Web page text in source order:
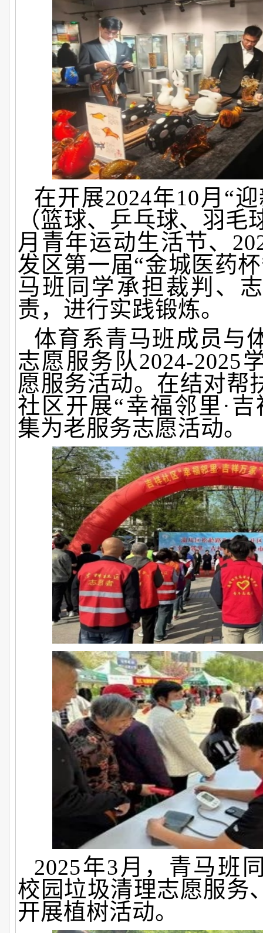
在开展2024年10月“
（篮球、乒乓球、羽毛
月青年运动生活节、
发区第一届“金城医药
马班同学承担裁判、
责，进行实践锻炼。
体育系青马班成员与
志愿服务队2024-2025
愿服务活动。在结对帮
社区开展“幸福邻里·
集为老服务志愿活动。
2025年3月，青马班
校园垃圾清理志愿服务
开展植树活动。